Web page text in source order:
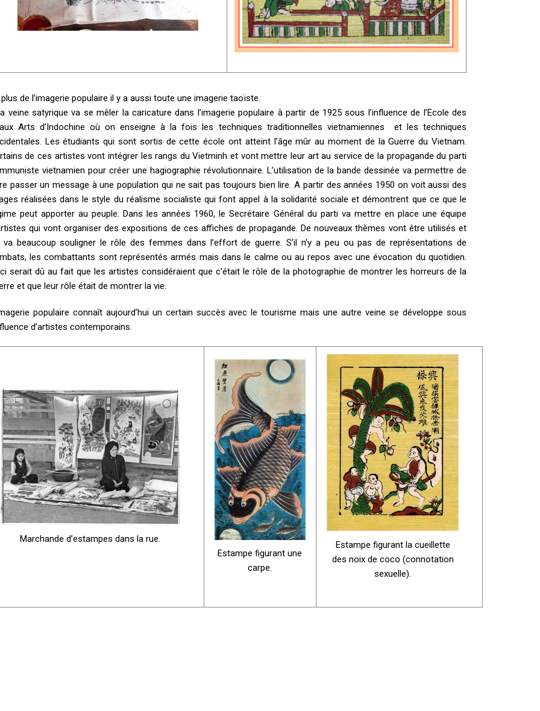
plus de l’imagerie populaire il y a aussi toute une imagerie taoïste.
veine satyrique va se mêler la caricature dans l’imagerie populaire à partir de 1925 sous l’influence de l’Ecole des
Arts d’Indochine où on enseigne à la fois les techniques traditionnelles vietnamiennes et les techniques
Les étudiants qui sont sortis de cette école ont atteint l’âge mûr au moment de la Guerre du Vietnam.
de ces artistes vont intégrer les rangs du Vietminh et vont mettre leur art au service de la propagande du parti
vietnamien pour créer une hagiographie révolutionnaire. L’utilisation de la bande dessinée va permettre de
passer un message à une population qui ne sait pas toujours bien lire. A partir des années 1950 on voit aussi des
réalisées dans le style du réalisme socialiste qui font appel à la solidarité sociale et démontrent que ce que le
peut apporter au peuple. Dans les années 1960, le Secrétaire Général du parti va mettre en place une équipe
qui vont organiser des expositions de ces affiches de propagande. De nouveaux thèmes vont être utilisés et
va beaucoup souligner le rôle des femmes dans l’effort de guerre. S’il n’y a peu ou pas de représentations de
les combattants sont représentés armés mais dans le calme ou au repos avec une évocation du quotidien.
serait dû au fait que les artistes considéraient que c’était le rôle de la photographie de montrer les horreurs de la
et que leur rôle était de montrer la vie.
populaire connaît aujourd’hui un certain succès avec le tourisme mais une autre veine se développe sous
d’artistes contemporains.
Marchande d’estampes dans la rue.
Estampe figurant une
carpe.
Estampe figurant la cueillette
des noix de coco (connotation
sexuelle).